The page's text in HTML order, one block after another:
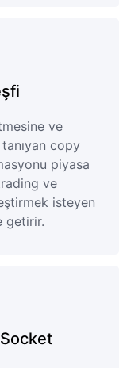
ve
copy
piyasa
ve
isteyen
getirir.